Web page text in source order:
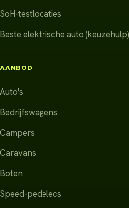
SoH-testlocaties
Beste elektrische auto (keuzehulp)
AANBOD
Auto's
Bedrijfswagens
Campers
Caravans
Boten
Speed-pedelecs